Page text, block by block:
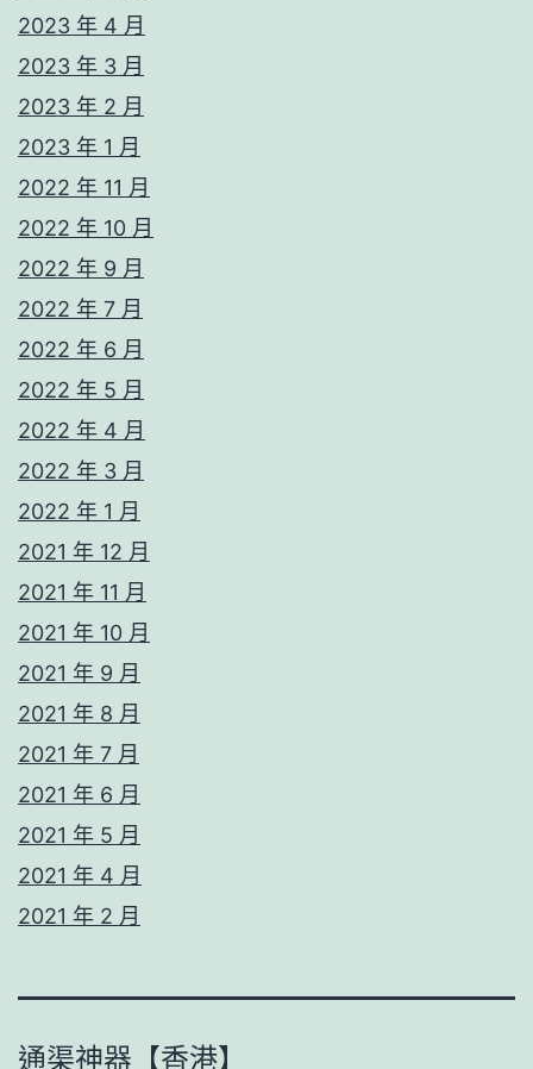
2023 年 4 月
2023 年 3 月
2023 年 2 月
2023 年 1 月
2022 年 11 月
2022 年 10 月
2022 年 9 月
2022 年 7 月
2022 年 6 月
2022 年 5 月
2022 年 4 月
2022 年 3 月
2022 年 1 月
2021 年 12 月
2021 年 11 月
2021 年 10 月
2021 年 9 月
2021 年 8 月
2021 年 7 月
2021 年 6 月
2021 年 5 月
2021 年 4 月
2021 年 2 月
通渠神器【香港】